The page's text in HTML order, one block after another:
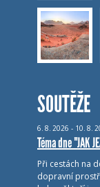
SOUTĚŽE
6. 8. 2026 - 10. 8.
Téma dne "JAK
Při cestách na
dopravní